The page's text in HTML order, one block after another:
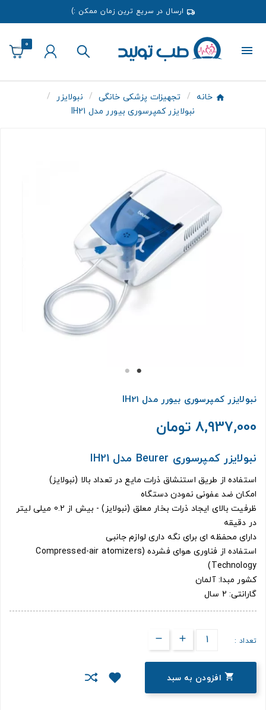
ارسال در سریع ترین زمان ممکن :)
0
خانه تجهیزات پزشکی خانگی
نبولایزر
نبولایزر کمپرسوری بیورر مدل IH21
نبولایزر کمپرسوری بیورر مدل IH21
8,937,000 تومان
نبولایزر کمپرسوری Beurer مدل IH21
استفاده از طریق استنشاق ذرات مایع در تعداد بالا (نبولایز)
امکان ضد عفونی نمودن دستگاه
ظرفیت بالای ایجاد ذرات بخار معلق (نبولایز) - بیش از 0.2 میلی لیتر
در دقیقه
دارای محفظه ای برای نگه داری لوازم جانبی
استفاده از فناوری هوای فشرده (Compressed-air atomizers
Technology)
کشور مبدا: آلمان
گارانتی: 2 سال
تعداد :
 افزودن به سبد